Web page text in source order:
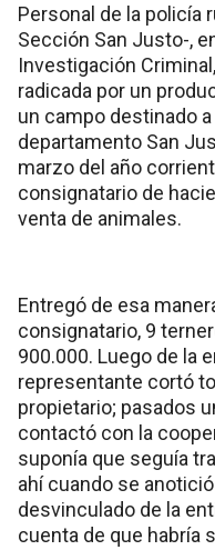
Personal de la policía
Sección San Justo-,
Investigación
radicada por un
un campo destinado
departamento San
marzo del año
consignatario de
venta de animales.
Entregó de esa
consignatario, 9
900.000. Luego de la
representante cortó
propietario; pasados
contactó con la
suponía que seguía
ahí cuando se
desvinculado de la
cuenta de que habría